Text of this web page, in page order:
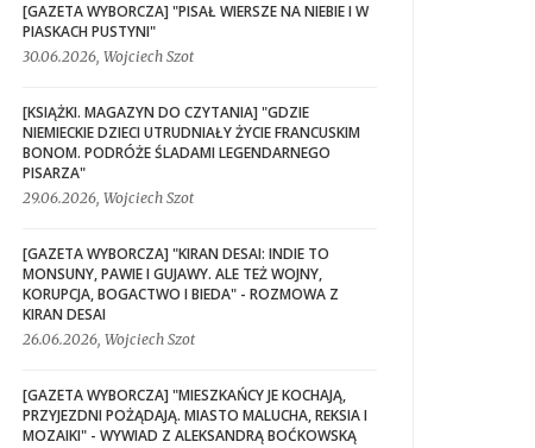
[GAZETA WYBORCZA] "PISAŁ WIERSZE NA NIEBIE I W
PIASKACH PUSTYNI"
30.06.2026, Wojciech Szot
[KSIĄŻKI. MAGAZYN DO CZYTANIA] "GDZIE
NIEMIECKIE DZIECI UTRUDNIAŁY ŻYCIE FRANCUSKIM
BONOM. PODRÓŻE ŚLADAMI LEGENDARNEGO
PISARZA"
29.06.2026, Wojciech Szot
[GAZETA WYBORCZA] "KIRAN DESAI: INDIE TO
MONSUNY, PAWIE I GUJAWY. ALE TEŻ WOJNY,
KORUPCJA, BOGACTWO I BIEDA" - ROZMOWA Z
KIRAN DESAI
26.06.2026, Wojciech Szot
[GAZETA WYBORCZA] "MIESZKAŃCY JE KOCHAJĄ,
PRZYJEZDNI POŻĄDAJĄ. MIASTO MALUCHA, REKSIA I
MOZAIKI" - WYWIAD Z ALEKSANDRĄ BOĆKOWSKĄ